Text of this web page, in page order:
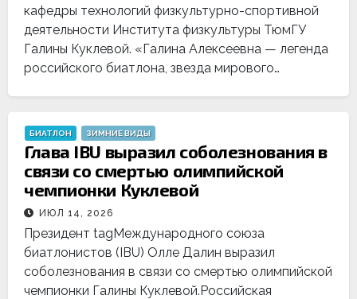
кафедры технологий физкультурно-спортивной
деятельности Института физкультуры ТюмГУ
Галины Куклевой. «Галина Алексеевна — легенда
российского биатлона, звезда мирового…
БИАТЛОН ЗИМНИЕ ВИДЫ
Глава IBU выразил соболезнования в
связи со смертью олимпийской
чемпионки Куклевой
ИЮЛ 14, 2026
Президент tagМеждународного союза
биатлонистов (IBU) Олле Далин выразил
соболезнования в связи со смертью олимпийской
чемпионки Галины Куклевой.Российская